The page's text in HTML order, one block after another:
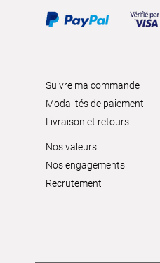
Suivre ma commande
Modalités de paiement
Livraison et retours
Nos valeurs
Nos engagements
Recrutement